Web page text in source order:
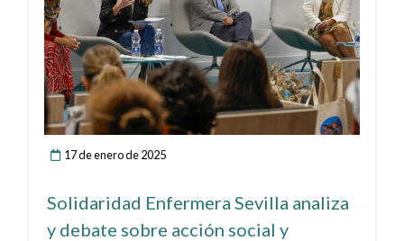
17 de enero de 2025
Solidaridad Enfermera Sevilla analiza
y debate sobre acción social y